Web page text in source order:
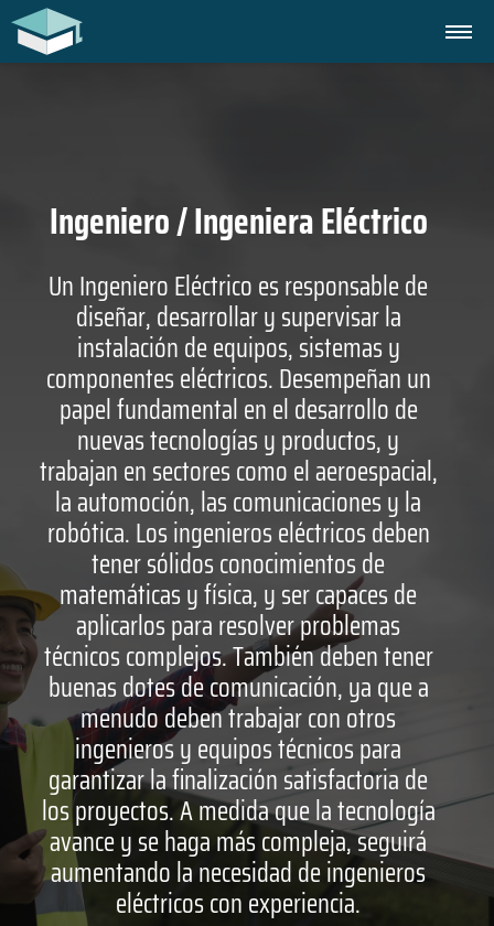
Ingeniero / Ingeniera Eléctrico
Un Ingeniero Eléctrico es responsable de
diseñar, desarrollar y supervisar la
instalación de equipos, sistemas y
componentes eléctricos. Desempeñan un
papel fundamental en el desarrollo de
nuevas tecnologías y productos, y
trabajan en sectores como el aeroespacial,
la automoción, las comunicaciones y la
robótica. Los ingenieros eléctricos deben
tener sólidos conocimientos de
matemáticas y física, y ser capaces de
aplicarlos para resolver problemas
técnicos complejos. También deben tener
buenas dotes de comunicación, ya que a
menudo deben trabajar con otros
ingenieros y equipos técnicos para
garantizar la finalización satisfactoria de
los proyectos. A medida que la tecnología
avance y se haga más compleja, seguirá
aumentando la necesidad de ingenieros
eléctricos con experiencia.